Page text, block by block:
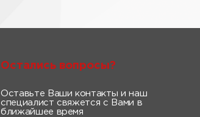
Остались вопросы?
Оставьте Ваши контакты и наш
специалист свяжется с Вами в
ближайшее время